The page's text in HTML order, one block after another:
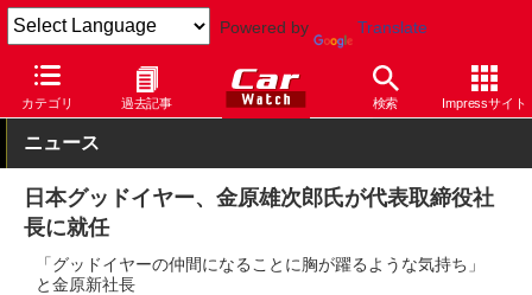
Powered by Translate
カテゴリ 過去記事 検索 Impressサイト
Car Watch タイヤ グッドイヤー その他
ニュース
日本グッドイヤー、金原雄次郎氏が代表取締役社
長に就任
「グッドイヤーの仲間になることに胸が躍るような気持ち」
と金原新社長